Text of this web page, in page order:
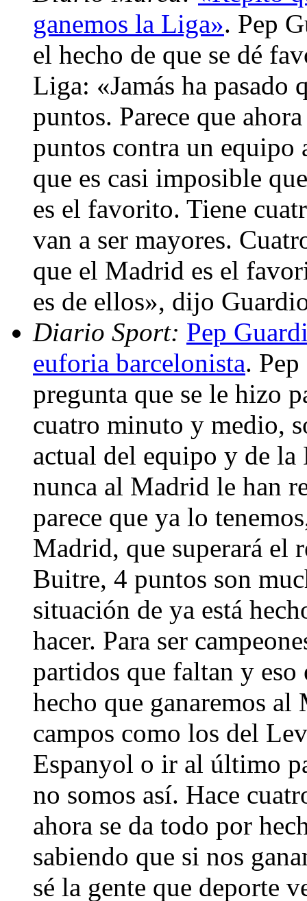
ganemos la Liga». Pep
el hecho de que se dé
Liga: «Jamás ha
puntos. Parece que
puntos contra un equipo
que es casi imposible
es el favorito. Tiene
van a ser mayores.
que el Madrid es el
es de ellos», dijo
Diario Sport: Pep
euforia barcelonista.
pregunta que se le hizo
cuatro minuto y medio,
actual del equipo y de
nunca al Madrid le han
parece que ya lo
Madrid, que superará el
Buitre, 4 puntos son
situación de ya está
hacer. Para ser
partidos que faltan y
hecho que ganaremos
campos como los del
Espanyol o ir al último
no somos así. Hace
ahora se da todo por
sabiendo que si nos
sé la gente que deporte